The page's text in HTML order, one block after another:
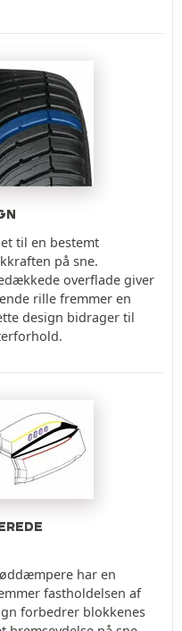
til en bestemt
på sne.
overflade giver
rille fremmer en
design bidrager til
har en
fastholdelsen af
forbedrer blokkenes